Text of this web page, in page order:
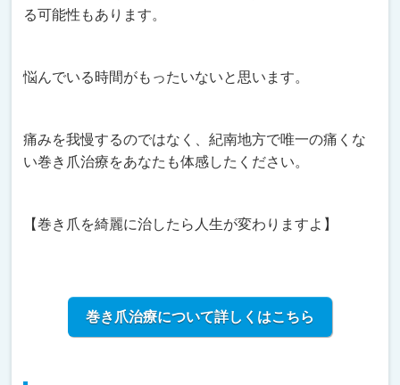
る可能性もあります。
悩んでいる時間がもったいないと思います。
痛みを我慢するのではなく、紀南地方で唯一の痛くな
い巻き爪治療をあなたも体感したください。
【巻き爪を綺麗に治したら人生が変わりますよ】
巻き爪治療について詳しくはこちら